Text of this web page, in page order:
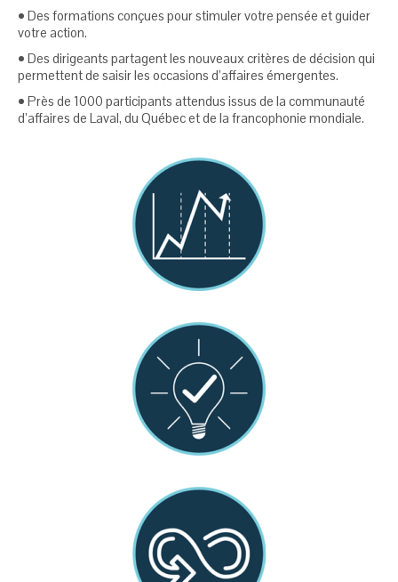
• Des formations conçues pour stimuler votre pensée et guider
votre action.
• Des dirigeants partagent les nouveaux critères de décision qui
permettent de saisir les occasions d’affaires émergentes.
• Près de 1000 participants attendus issus de la communauté
d’affaires de Laval, du Québec et de la francophonie mondiale.